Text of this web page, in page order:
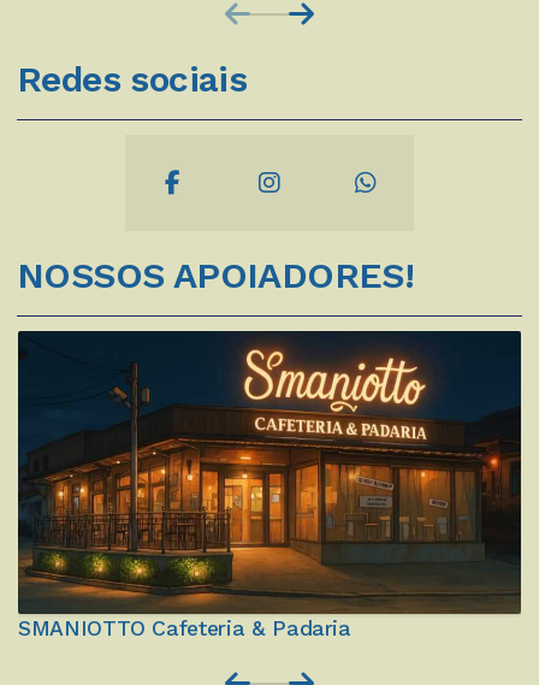
Redes sociais
NOSSOS APOIADORES!
CM odontologia - Dra. Carol